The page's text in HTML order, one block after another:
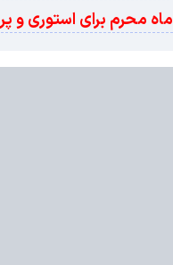
ماه محرم برای استوری و